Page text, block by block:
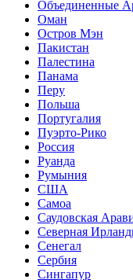
Объединенные
Оман
Остров Мэн
Пакистан
Палестина
Панама
Перу
Польша
Португалия
Пуэрто-Рико
Россия
Руанда
Румыния
США
Самоа
Саудовская
Северная
Сенегал
Сербия
Сингапур